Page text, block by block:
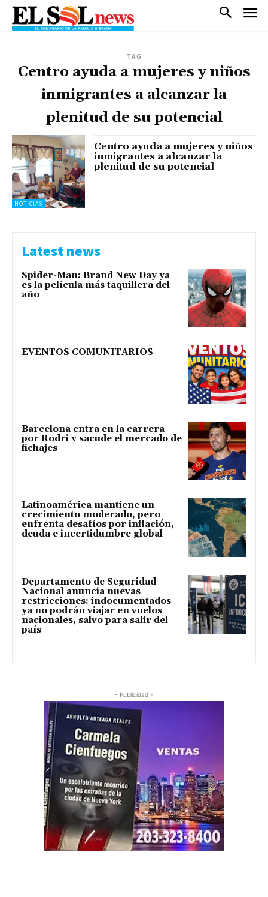
TAG
Centro ayuda a mujeres y niños
inmigrantes a alcanzar la
plenitud de su potencial
NOTICIAS
Centro ayuda a mujeres y niños
inmigrantes a alcanzar la
plenitud de su potencial
Latest news
Spider-Man: Brand New Day ya
es la película más taquillera del
año
EVENTOS COMUNITARIOS
Barcelona entra en la carrera
por Rodri y sacude el mercado de
fichajes
Latinoamérica mantiene un
crecimiento moderado, pero
enfrenta desafíos por inflación,
deuda e incertidumbre global
Departamento de Seguridad
Nacional anuncia nuevas
restricciones: indocumentados
ya no podrán viajar en vuelos
nacionales, salvo para salir del
país
- Publicidad -